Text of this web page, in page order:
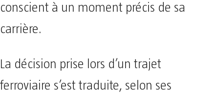
conscient à un moment précis de sa
carrière.
La décision prise lors d’un trajet
ferroviaire s’est traduite, selon ses